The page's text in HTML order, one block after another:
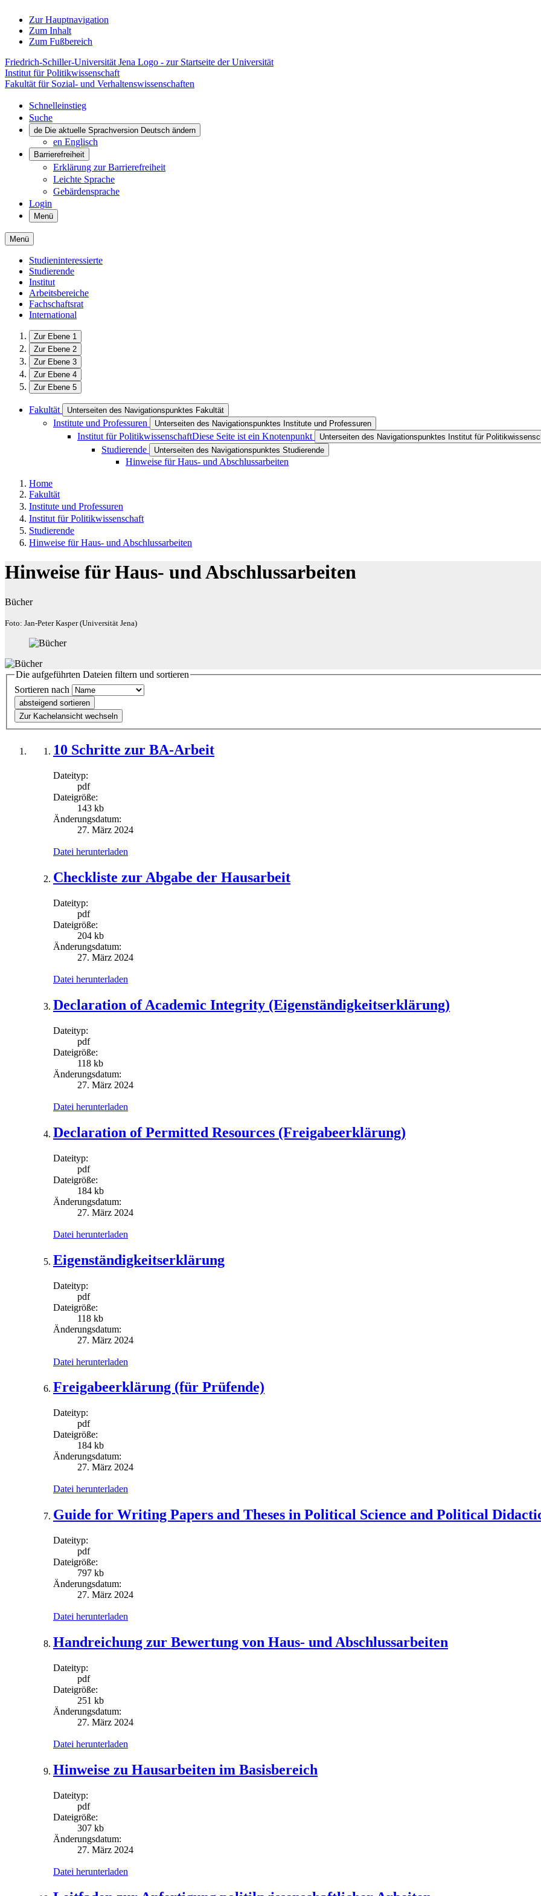
Zur Hauptnavigation
Zum Inhalt
Zum Fußbereich
Friedrich-Schiller-Universität Jena Logo - zur Startseite der Universität
Institut für Politikwissenschaft
Fakultät für Sozial- und Verhaltenswissenschaften
Schnelleinstieg
Suche
de Die aktuelle Sprachversion Deutsch ändern
en Englisch
Barrierefreiheit
Erklärung zur Barrierefreiheit
Leichte Sprache
Gebärdensprache
Login
Menü
Menü
Studieninteressierte
Studierende
Institut
Arbeitsbereiche
Fachschaftsrat
International
Zur Ebene 1
Zur Ebene 2
Zur Ebene 3
Zur Ebene 4
Zur Ebene 5
Fakultät Unterseiten des Navigationspunktes Fakultät
Institute und Professuren Unterseiten des Navigationspunktes Institute und Professuren
Institut für PolitikwissenschaftDiese Seite ist ein Knotenpunkt Unterseiten des Navigationspunktes Institut für
Studierende Unterseiten des Navigationspunktes Studierende
Hinweise für Haus- und Abschlussarbeiten
Home
Fakultät
Institute und Professuren
Institut für Politikwissenschaft
Studierende
Hinweise für Haus- und Abschlussarbeiten
Hinweise für Haus- und Abschlussarbeiten
Bücher
Foto: Jan-Peter Kasper (Universität Jena)
Die aufgeführten Dateien filtern und sortieren
Sortieren nach
absteigend sortieren
Zur Kachelansicht wechseln
10 Schritte zur BA-Arbeit
Dateityp:
pdf
Dateigröße:
143 kb
Änderungsdatum:
27. März 2024
Datei herunterladen
Checkliste zur Abgabe der Hausarbeit
Dateityp:
pdf
Dateigröße:
204 kb
Änderungsdatum:
27. März 2024
Datei herunterladen
Declaration of Academic Integrity (Eigenständigkeitserklärung)
Dateityp:
pdf
Dateigröße:
118 kb
Änderungsdatum:
27. März 2024
Datei herunterladen
Declaration of Permitted Resources (Freigabeerklärung)
Dateityp:
pdf
Dateigröße:
184 kb
Änderungsdatum:
27. März 2024
Datei herunterladen
Eigenständigkeitserklärung
Dateityp:
pdf
Dateigröße:
118 kb
Änderungsdatum:
27. März 2024
Datei herunterladen
Freigabeerklärung (für Prüfende)
Dateityp:
pdf
Dateigröße:
184 kb
Änderungsdatum:
27. März 2024
Datei herunterladen
Guide for Writing Papers and Theses in Political Science and Political
Dateityp:
pdf
Dateigröße:
797 kb
Änderungsdatum:
27. März 2024
Datei herunterladen
Handreichung zur Bewertung von Haus- und Abschlussarbeiten
Dateityp:
pdf
Dateigröße:
251 kb
Änderungsdatum:
27. März 2024
Datei herunterladen
Hinweise zu Hausarbeiten im Basisbereich
Dateityp:
pdf
Dateigröße:
307 kb
Änderungsdatum:
27. März 2024
Datei herunterladen